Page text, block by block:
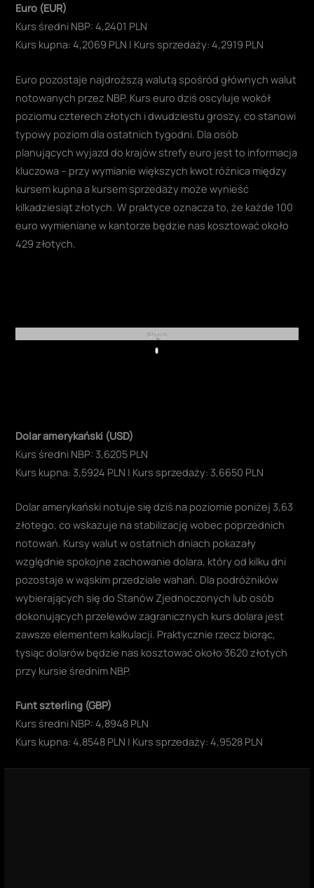
Euro (EUR)
Kurs średni NBP: 4,2401 PLN
Kurs kupna: 4,2069 PLN | Kurs sprzedaży: 4,2919 PLN
Euro pozostaje najdroższą walutą spośród głównych walut
notowanych przez NBP. Kurs euro dziś oscyluje wokół
poziomu czterech złotych i dwudziestu groszy, co stanowi
typowy poziom dla ostatnich tygodni. Dla osób
planujących wyjazd do krajów strefy euro jest to informacja
kluczowa – przy wymianie większych kwot różnica między
kursem kupna a kursem sprzedaży może wynieść
kilkadziesiąt złotych. W praktyce oznacza to, że każde 100
euro wymieniane w kantorze będzie nas kosztować około
429 złotych.
REKLAMA
Play
Dolar amerykański (USD)
Kurs średni NBP: 3,6205 PLN
Kurs kupna: 3,5924 PLN | Kurs sprzedaży: 3,6650 PLN
Dolar amerykański notuje się dziś na poziomie poniżej 3,63
złotego, co wskazuje na stabilizację wobec poprzednich
notowań. Kursy walut w ostatnich dniach pokazały
względnie spokojne zachowanie dolara, który od kilku dni
pozostaje w wąskim przedziale wahań. Dla podróżników
wybierających się do Stanów Zjednoczonych lub osób
dokonujących przelewów zagranicznych kurs dolara jest
zawsze elementem kalkulacji. Praktycznie rzecz biorąc,
tysiąc dolarów będzie nas kosztować około 3620 złotych
przy kursie średnim NBP.
Funt szterling (GBP)
Kurs średni NBP: 4,8948 PLN
Kurs kupna: 4,8548 PLN | Kurs sprzedaży: 4,9528 PLN